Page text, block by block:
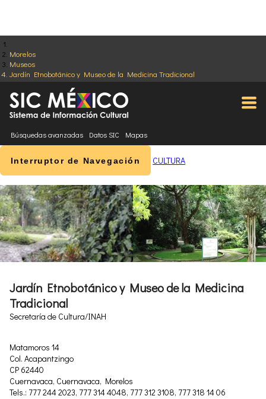
Morelos
Museos
Jardín Etnobotánico y Museo de la Medicina Tradicional
Búsquedas avanzadas Datos SIC Mapas
Interruptor de Navegación CULTURA
Jardín Etnobotánico y Museo de la Medicina
Tradicional
Secretaría de Cultura/INAH
Matamoros 14
Col. Acapantzingo
CP 62440
Cuernavaca, Cuernavaca, Morelos
Tels.: 777 244 2023, 777 314 4048, 777 312 3108, 777 318 14 06